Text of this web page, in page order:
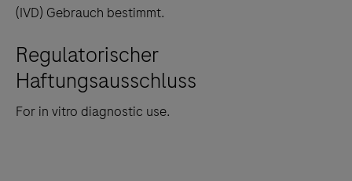
(IVD) Gebrauch bestimmt.
Regulatorischer
Haftungsausschluss
For in vitro diagnostic use.